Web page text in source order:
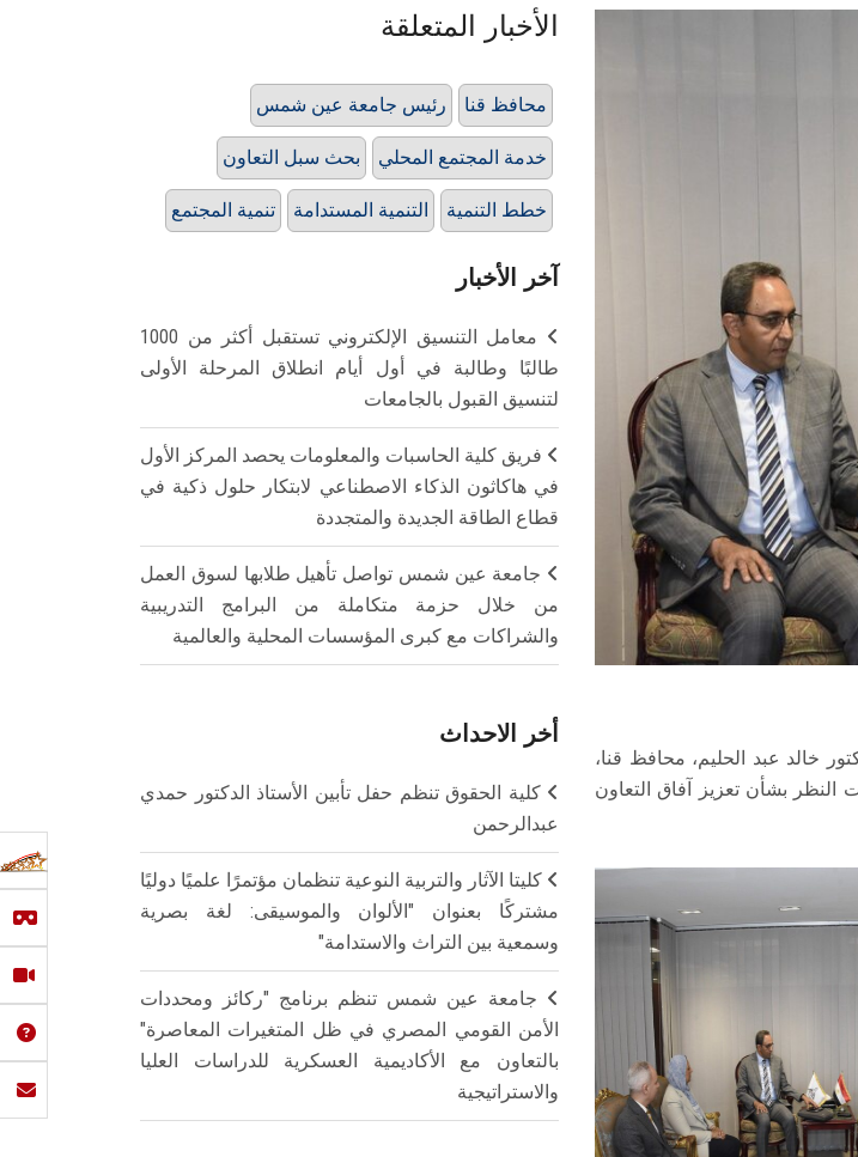
خالد عبد الحليم، محافظ قنا،
النظر بشأن تعزيز آفاق التعاون
الأخبار المتعلقة
رئيس جامعة عين شمس محافظ قنا
بحث سبل التعاون خدمة المجتمع المحلي
تنمية المجتمع التنمية المستدامة خطط التنمية
آخر الأخبار
معامل التنسيق الإلكتروني تستقبل أكثر من 1000
طالبًا وطالبة في أول أيام انطلاق المرحلة الأولى
لتنسيق القبول بالجامعات
فريق كلية الحاسبات والمعلومات يحصد المركز الأول
في هاكاثون الذكاء الاصطناعي لابتكار حلول ذكية في
قطاع الطاقة الجديدة والمتجددة
جامعة عين شمس تواصل تأهيل طلابها لسوق العمل
من خلال حزمة متكاملة من البرامج التدريبية
والشراكات مع كبرى المؤسسات المحلية والعالمية
أخر الاحداث
كلية الحقوق تنظم حفل تأبين الأستاذ الدكتور حمدي
عبدالرحمن
كليتا الآثار والتربية النوعية تنظمان مؤتمرًا علميًا دوليًا
مشتركًا بعنوان "الألوان والموسيقى: لغة بصرية
وسمعية بين التراث والاستدامة"
جامعة عين شمس تنظم برنامج "ركائز ومحددات
الأمن القومي المصري في ظل المتغيرات المعاصرة"
بالتعاون مع الأكاديمية العسكرية للدراسات العليا
والاستراتيجية